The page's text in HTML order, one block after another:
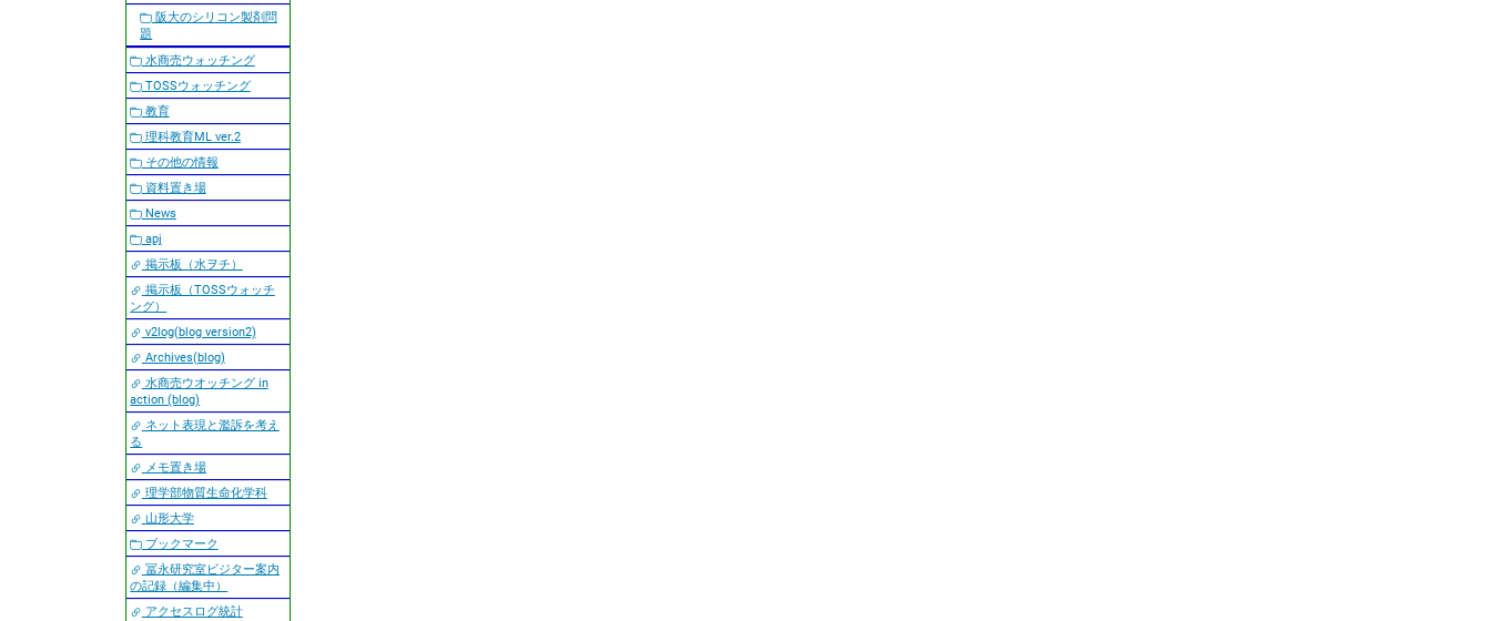
阪大のシリコン製剤問
題
水商売ウォッチング
TOSSウォッチング
教育
理科教育ML ver.2
その他の情報
資料置き場
News
apj
掲示板（水ヲチ）
掲示板（TOSSウォッチ
ング）
v2log(blog version2)
Archives(blog)
水商売ウオッチング in
action (blog)
ネット表現と濫訴を考え
る
メモ置き場
理学部物質生命化学科
山形大学
ブックマーク
冨永研究室ビジター案内
の記録（編集中）
アクセスログ統計